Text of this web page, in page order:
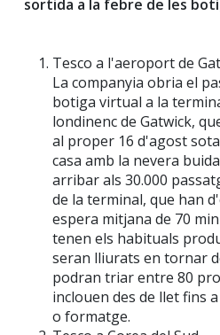
sortida a la febre de les
Tesco a l'aeroport de
La companyia obria el
botiga virtual a la
londinenc de Gatwick,
al proper 16 d'agost
casa amb la nevera
arribar als 30.000
de la terminal, que han
espera mitjana de 70
tenen els habituals
seran lliurats en tornar
podran triar entre 80
inclouen des de llet fins
o formatge.